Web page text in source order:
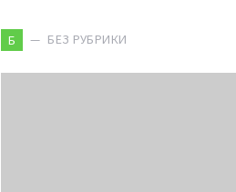
Б БЕЗ РУБРИКИ